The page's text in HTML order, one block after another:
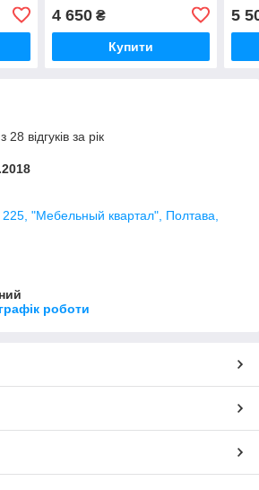
4 650₴
Купити
5
відгуків за рік
"Мебельный квартал", Полтава,
роботи